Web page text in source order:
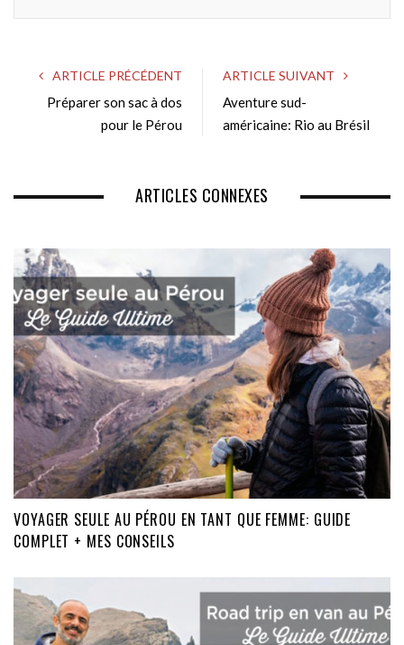
i
t
e
ARTICLE PRÉCÉDENT
Préparer son sac à dos
pour le Pérou
ARTICLE SUIVANT
Aventure sud-
américaine: Rio au Brésil
ARTICLES CONNEXES
VOYAGER SEULE AU PÉROU EN TANT QUE FEMME: GUIDE
COMPLET + MES CONSEILS